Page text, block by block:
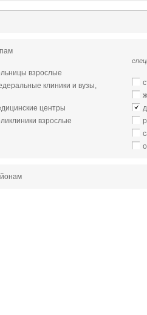
взрослые
клиники и вузы,
центры
взрослые